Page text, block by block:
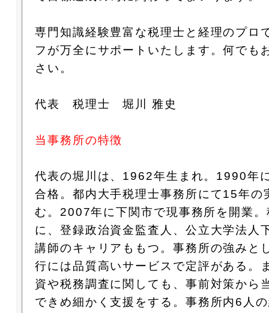
専門知識経験豊富な税理士と経理のプロ
フが万全にサポートいたします。何でも
さい。
代表 税理士 堀川 雅史
当事務所の特徴
代表の堀川は、1962年生まれ。1990年
合格。都内大手税理士事務所にて15年の
む。2007年に下関市で現事務所を開業
に、登録政治資金監査人、公立大学法人
講師のキャリアももつ。事務所の強みと
行には品質高いサービスで定評がある。
資や税務調査に関しても、事前対策から
できめ細かく支援をする。事務所内6人